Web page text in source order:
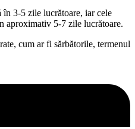
în 3-5 zile lucrătoare, iar cele
aproximativ 5-7 zile lucrătoare.
cum ar fi sărbătorile, termenul